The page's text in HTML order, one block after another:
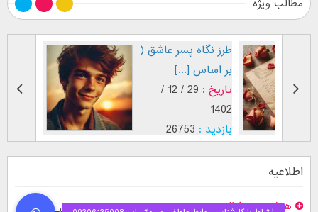
مطالب ویژه
تاریخ :
طرز نگاه پسر عاشق (
بر اساس [...]
تاریخ :
29 / 12 /
1402
بازدید : 26753
اطلاعیه
هدف نوین اطلس